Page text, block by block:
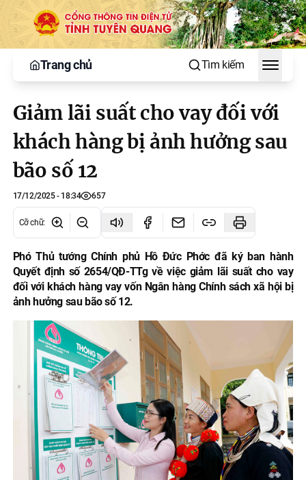
Trang chủ Tìm kiếm
Toggle
Giảm lãi suất cho vay đối với
khách hàng bị ảnh hưởng sau
bão số 12
17/12/2025 - 18:34 657
Cỡ chữ:
Phó Thủ tướng Chính phủ Hồ Đức Phớc đã ký ban hành
Quyết định số 2654/QĐ-TTg về việc giảm lãi suất cho vay
đối với khách hàng vay vốn Ngân hàng Chính sách xã hội bị
ảnh hưởng sau bão số 12.